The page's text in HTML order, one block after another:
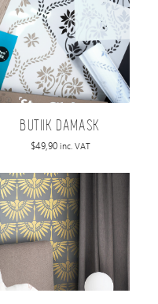
BUTIIK DAMASK
$49,90 inc. VAT